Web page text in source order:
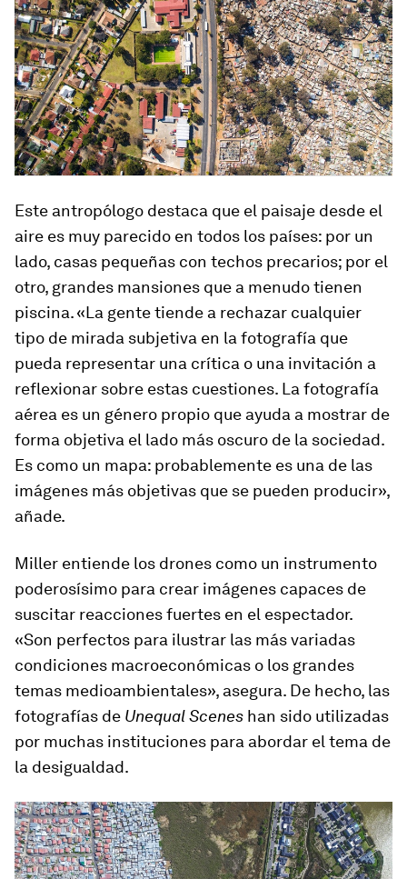
Este antropólogo destaca que el paisaje desde el
aire es muy parecido en todos los países: por un
lado, casas pequeñas con techos precarios; por el
otro, grandes mansiones que a menudo tienen
piscina. «La gente tiende a rechazar cualquier
tipo de mirada subjetiva en la fotografía que
pueda representar una crítica o una invitación a
reflexionar sobre estas cuestiones. La fotografía
aérea es un género propio que ayuda a mostrar de
forma objetiva el lado más oscuro de la sociedad.
Es como un mapa: probablemente es una de las
imágenes más objetivas que se pueden producir»,
añade.
Miller entiende los drones como un instrumento
poderosísimo para crear imágenes capaces de
suscitar reacciones fuertes en el espectador.
«Son perfectos para ilustrar las más variadas
condiciones macroeconómicas o los grandes
temas medioambientales», asegura. De hecho, las
fotografías de Unequal Scenes han sido utilizadas
por muchas instituciones para abordar el tema de
la desigualdad.